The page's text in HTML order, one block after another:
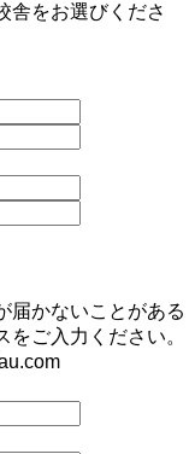
舎をお選びくださ
届かないことがある
ご入力ください。